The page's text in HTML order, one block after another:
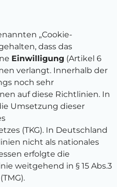
„Cookie-
dass das
Einwilligung (Artikel 6
verlangt. Innerhalb der
noch sehr
auf diese Richtlinien. In
Umsetzung dieser
(TKG). In Deutschland
nicht als nationales
erfolgte die
weitgehend in § 15 Abs.3